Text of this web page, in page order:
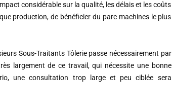
considérable sur la qualité, les délais et les coûts
production, de bénéficier du parc machines le plus
Sous-Traitants Tôlerie passe nécessairement par
largement de ce travail, qui nécessite une bonne
une consultation trop large et peu ciblée sera